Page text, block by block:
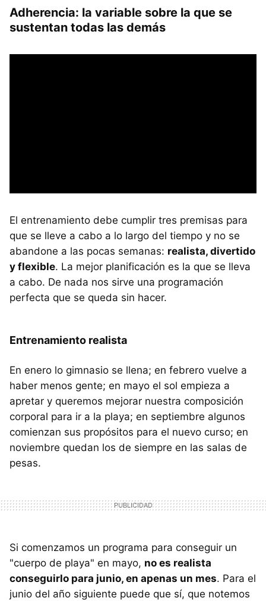
Adherencia: la variable sobre la que se
sustentan todas las demás
El entrenamiento debe cumplir tres premisas para
que se lleve a cabo a lo largo del tiempo y no se
abandone a las pocas semanas: realista, divertido
y flexible. La mejor planificación es la que se lleva
a cabo. De nada nos sirve una programación
perfecta que se queda sin hacer.
Entrenamiento realista
En enero lo gimnasio se llena; en febrero vuelve a
haber menos gente; en mayo el sol empieza a
apretar y queremos mejorar nuestra composición
corporal para ir a la playa; en septiembre algunos
comienzan sus propósitos para el nuevo curso; en
noviembre quedan los de siempre en las salas de
pesas.
Si comenzamos un programa para conseguir un
"cuerpo de playa" en mayo, no es realista
conseguirlo para junio, en apenas un mes. Para el
junio del año siguiente puede que sí, que notemos